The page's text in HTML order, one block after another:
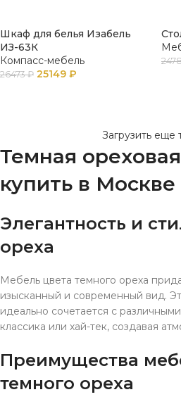
Шкаф для белья Изабель
ИЗ-63К
Компасс-мебель
26473₽ 25149 ₽
Загрузить еще
Темная
купить в Москве
Элегантность и
ореха
Мебель цвета темного ореха
изысканный и современный вид.
идеально сочетается с
классика или хай-тек, создавая
Преимущества
темного ореха